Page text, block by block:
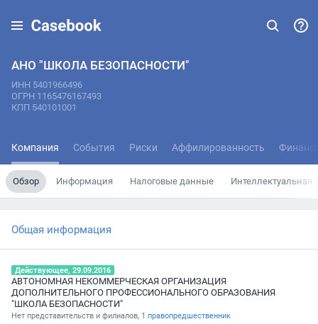
АНО "ШКОЛА БЕЗОПАСНОСТИ"
ИНН 5401966496
ОГРН 1165476167493
КПП 540101001
Компания События Риски Аффилированность
Обзор Информация Налоговые данные Интеллектуальная
Общая информация
Действующее, 29.09.2016
АВТОНОМНАЯ НЕКОММЕРЧЕСКАЯ ОРГАНИЗАЦИЯ
ДОПОЛНИТЕЛЬНОГО ПРОФЕССИОНАЛЬНОГО ОБРАЗОВАНИЯ
"ШКОЛА БЕЗОПАСНОСТИ"
Нет представительств и филиалов, 1 правопредшественник